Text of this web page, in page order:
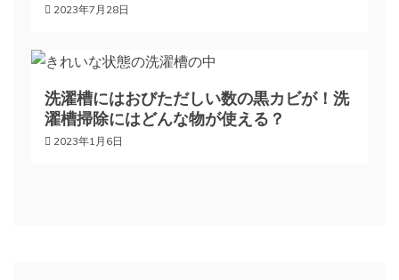
2023年7月28日
洗濯槽にはおびただしい数の黒カビが！洗
濯槽掃除にはどんな物が使える？
2023年1月6日